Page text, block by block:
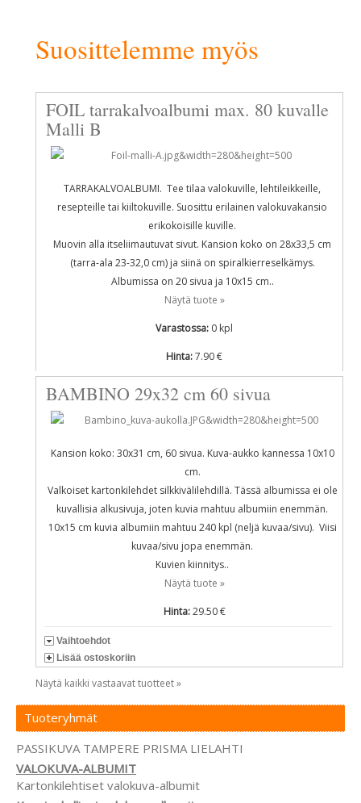
Suosittelemme myös
FOIL tarrakalvoalbumi max. 80 kuvalle
Malli B
TARRAKALVOALBUMI. Tee tilaa valokuville, lehtileikkeille,
resepteille tai kiiltokuville. Suosittu erilainen valokuvakansio
erikokoisille kuville.
Muovin alla itseliimautuvat sivut. Kansion koko on 28x33,5 cm
(tarra-ala 23-32,0 cm) ja siinä on spiralkierreselkämys.
Albumissa on 20 sivua ja 10x15 cm..
Näytä tuote »
Varastossa: 0 kpl
Hinta:7.90 €
BAMBINO 29x32 cm 60 sivua
Kansion koko: 30x31 cm, 60 sivua. Kuva-aukko kannessa 10x10
cm.
Valkoiset kartonkilehdet silkkivälilehdillä. Tässä albumissa ei ole
kuvallisia alkusivuja, joten kuvia mahtuu albumiin enemmän.
10x15 cm kuvia albumiin mahtuu 240 kpl (neljä kuvaa/sivu). Viisi
kuvaa/sivu jopa enemmän.
Kuvien kiinnitys..
Näytä tuote »
Hinta:29.50 €
Vaihtoehdot
Lisää ostoskoriin
Näytä kaikki vastaavat tuotteet »
Tuoteryhmät
PASSIKUVA TAMPERE PRISMA LIELAHTI
VALOKUVA-ALBUMIT
Kartonkilehtiset valokuva-albumit